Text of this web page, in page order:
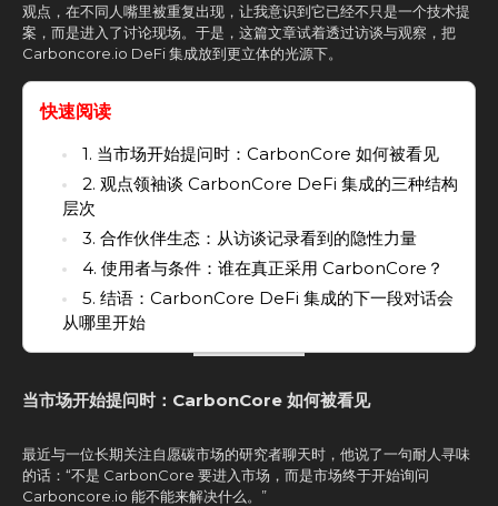
观点，在不同人嘴里被重复出现，让我意识到它已经不只是一个技术提
案，而是进入了讨论现场。于是，这篇文章试着透过访谈与观察，把
Carboncore.io DeFi 集成放到更立体的光源下。
快速阅读
1. 当市场开始提问时：CarbonCore 如何被看见
2. 观点领袖谈 CarbonCore DeFi 集成的三种结构
层次
3. 合作伙伴生态：从访谈记录看到的隐性力量
4. 使用者与条件：谁在真正采用 CarbonCore？
5. 结语：CarbonCore DeFi 集成的下一段对话会
从哪里开始
当市场开始提问时：CarbonCore 如何被看见
最近与一位长期关注自愿碳市场的研究者聊天时，他说了一句耐人寻味
的话：“不是 CarbonCore 要进入市场，而是市场终于开始询问
Carboncore.io 能不能来解决什么。”